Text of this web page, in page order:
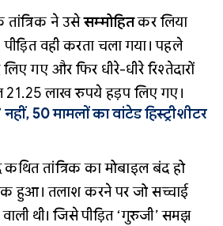
तांत्रिक ने उसेसम्मोहितकर लिया
वही करता चला गया। पहले
गए और फिर धीरे-धीरे रिश्तेदारों
लाख रुपये हड़प लिए गए।
50 मामलों का वांटेड हिस्ट्रीशीटर
तांत्रिक का मोबाइल बंद हो
हुआ। तलाश करने पर जो सच्चाई
थी। जिसे पीड़ित ‘गुरुजी’ समझ